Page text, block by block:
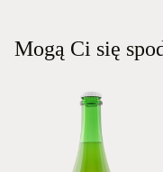
Mogą Ci się